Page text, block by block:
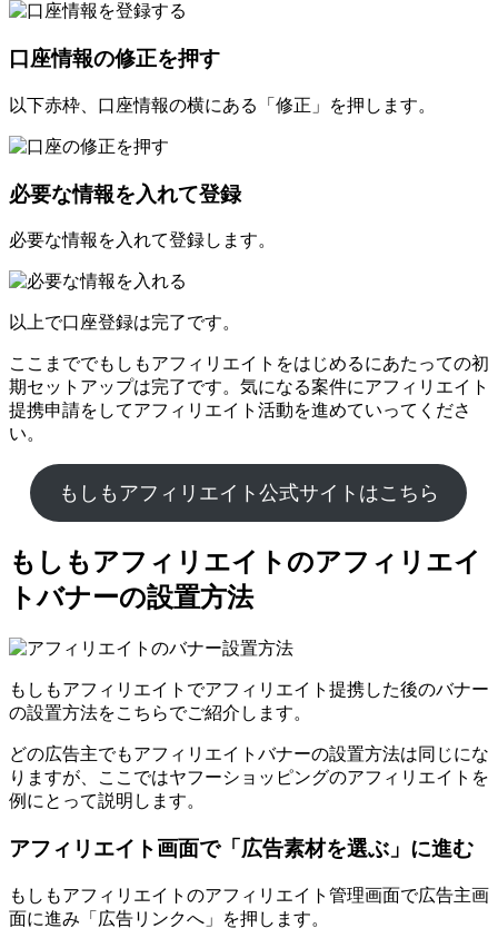
口座情報の修正を押す
以下赤枠、口座情報の横にある「修正」を押します。
必要な情報を入れて登録
必要な情報を入れて登録します。
以上で口座登録は完了です。
ここまででもしもアフィリエイトをはじめるにあたっての初
期セットアップは完了です。気になる案件にアフィリエイト
提携申請をしてアフィリエイト活動を進めていってくださ
い。
もしもアフィリエイト公式サイトはこちら
もしもアフィリエイトのアフィリエイ
トバナーの設置方法
もしもアフィリエイトでアフィリエイト提携した後のバナー
の設置方法をこちらでご紹介します。
どの広告主でもアフィリエイトバナーの設置方法は同じにな
りますが、ここではヤフーショッピングのアフィリエイトを
例にとって説明します。
アフィリエイト画面で「広告素材を選ぶ」に進む
もしもアフィリエイトのアフィリエイト管理画面で広告主画
面に進み「広告リンクへ」を押します。